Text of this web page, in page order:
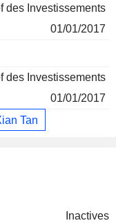
des Investissements
01/01/2017
des Investissements
01/01/2017
Tan
Inactives